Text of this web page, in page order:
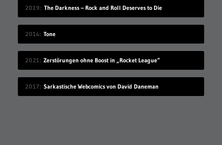
2019 The Darkness – Rock and Roll Deserves to Die
2014 Tone
2021 Zerstörungen ohne Boost in „Rocket League“
2017 Sarkastische Webcomics von David Daneman